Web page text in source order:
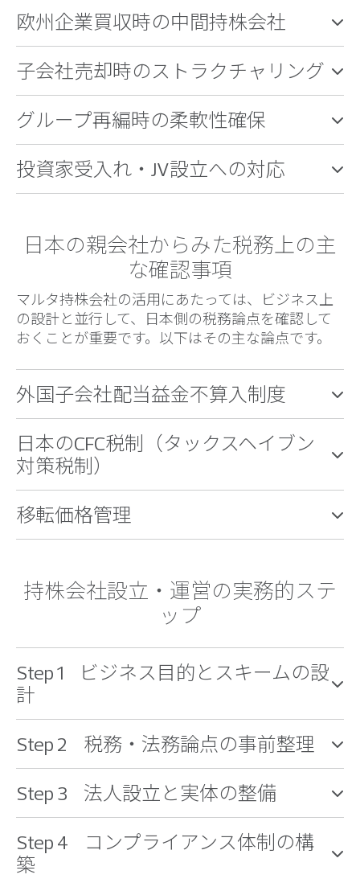
欧州企業買収時の中間持株会社
子会社売却時のストラクチャリング
グループ再編時の柔軟性確保
投資家受入れ・JV設立への対応
日本の親会社からみた税務上の主
な確認事項
マルタ持株会社の活用にあたっては、ビジネス上
の設計と並行して、日本側の税務論点を確認して
おくことが重要です。以下はその主な論点です。
外国子会社配当益金不算入制度
日本のCFC税制（タックスヘイブン
対策税制）
移転価格管理
持株会社設立・運営の実務的ステ
ップ
Step 1 ビジネス目的とスキームの設
計
Step 2 税務・法務論点の事前整理
Step 3 法人設立と実体の整備
Step 4 コンプライアンス体制の構
築